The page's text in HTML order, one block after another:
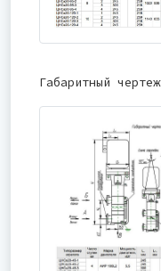
Габаритный чертеж